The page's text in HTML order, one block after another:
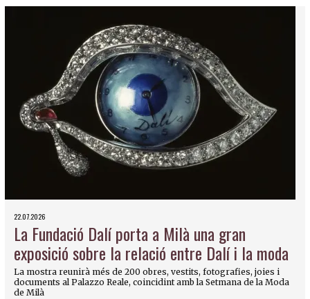
22.07.2026
La Fundació Dalí porta a Milà una gran
exposició sobre la relació entre Dalí i la moda
La mostra reunirà més de 200 obres, vestits, fotografies, joies i
documents al Palazzo Reale, coincidint amb la Setmana de la Moda
de Milà